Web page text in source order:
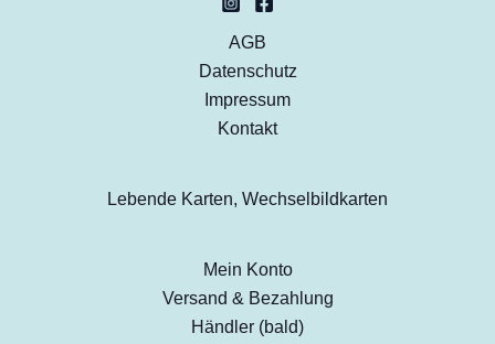
AGB
Datenschutz
Impressum
Kontakt
Lebende Karten, Wechselbildkarten
Mein Konto
Versand & Bezahlung
Händler (bald)